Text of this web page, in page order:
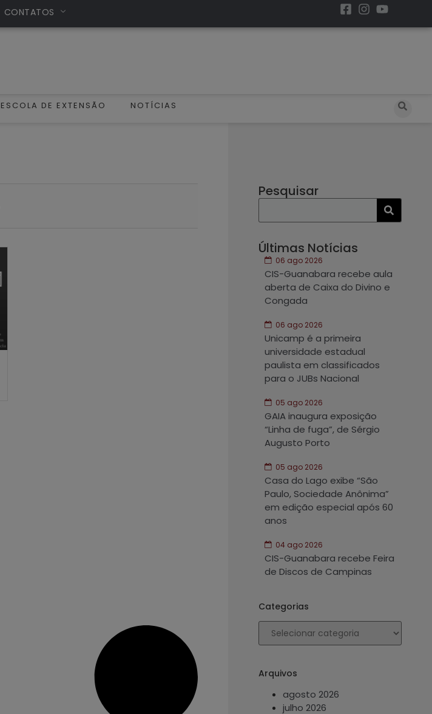
CONTATOS
ESCOLA DE EXTENSÃO NOTÍCIAS
Pesquisar
Últimas Notícias
06 ago 2026
CIS-Guanabara recebe aula
aberta de Caixa do Divino e
Congada
06 ago 2026
Unicamp é a primeira
universidade estadual
paulista em classificados
para o JUBs Nacional
05 ago 2026
GAIA inaugura exposição
“Linha de fuga”, de Sérgio
Augusto Porto
05 ago 2026
Casa do Lago exibe “São
Paulo, Sociedade Anônima”
em edição especial após 60
anos
04 ago 2026
CIS-Guanabara recebe Feira
de Discos de Campinas
Categorias
Arquivos
agosto 2026
julho 2026